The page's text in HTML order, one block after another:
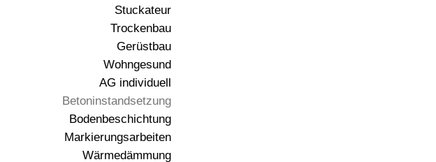
Stuckateur
Trockenbau
Gerüstbau
Wohngesund
AG individuell
Betoninstandsetzung
Bodenbeschichtung
Markierungsarbeiten
Wärmedämmung